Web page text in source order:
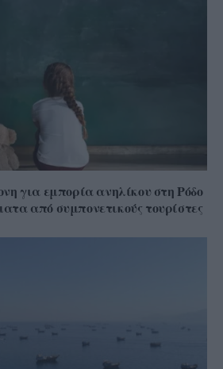
για εμπορία ανηλίκου στη Ρόδο
από συμπονετικούς τουρίστες